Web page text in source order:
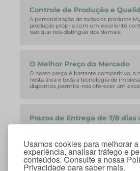
Usamos cookies para melhorar
experiência, analisar tráfego e
conteúdos. Consulte a nossa
Privacidade para saber mais.
Controle de Produção e
A personalização de todos os produtos
produção própria com um excelente
isso que nos distingue dos demais.
O Melhor Preço do Mercado
O nosso preço é bastante competitivo, a
nesta área e toda a tecnologia de
dispomos, permite-nos oferecer um
Prazos de Entrega de 7/8 dias